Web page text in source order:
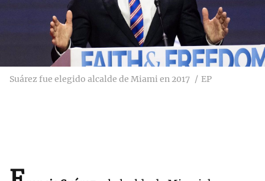
Suárez fue elegido alcalde de Miami en 2017 EP